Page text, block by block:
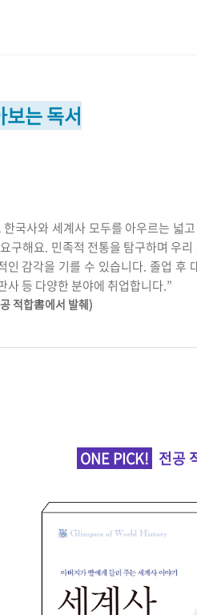
는 독서
국사와 세계사 모두를 아우르는 넓
구해요. 민족적 전통을 탐구하며 우
감각을 기를 수 있습니다. 졸업
등 다양한 분야에 취업합니다.”
적합書에서 발췌)
ONE PICK! 전공